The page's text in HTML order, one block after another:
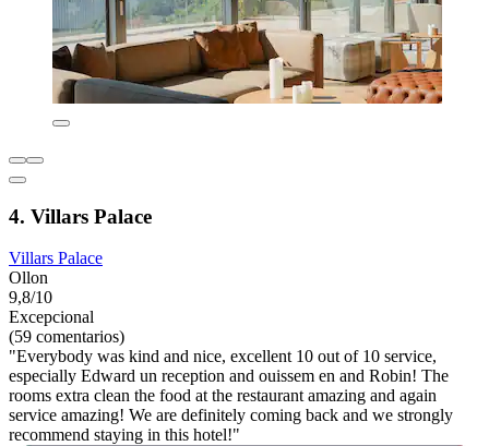
4. Villars Palace
Villars Palace
Ollon
9,8/10
Excepcional
(59 comentarios)
"Everybody was kind and nice, excellent 10 out of 10 service,
especially Edward un reception and ouissem en and Robin! The
rooms extra clean the food at the restaurant amazing and again
service amazing! We are definitely coming back and we strongly
recommend staying in this hotel!"